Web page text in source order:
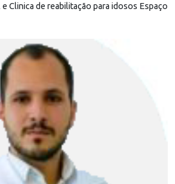
Clinica de reabilitação para idosos Espaço